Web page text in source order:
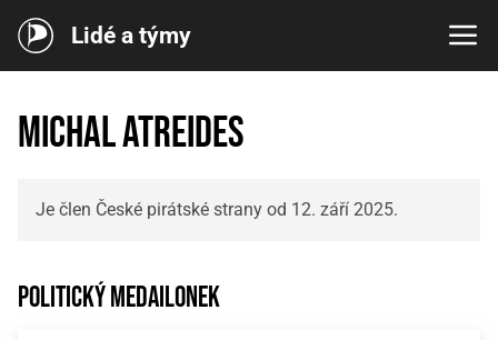
Lidé a týmy
Michal Atreides
Je člen České pirátské strany od 12. září 2025.
Politický medailonek